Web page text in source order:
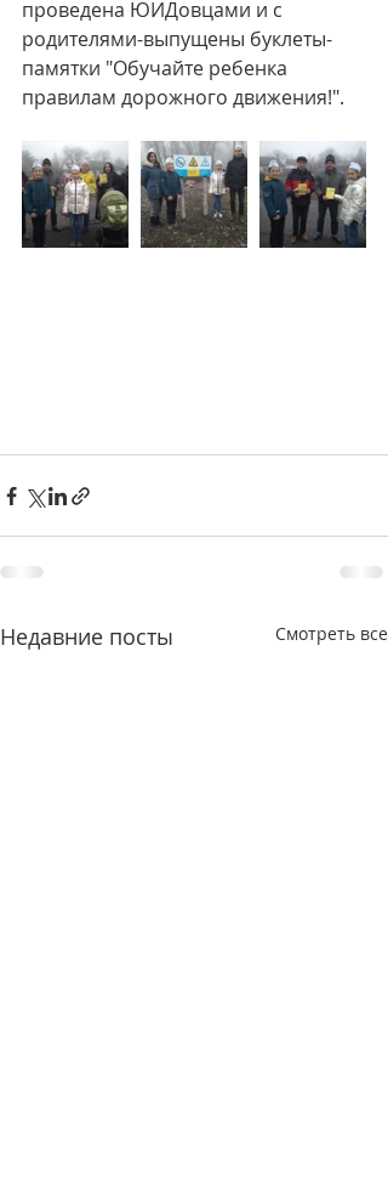
проведена ЮИДовцами и с
родителями-выпущены буклеты-
памятки "Обучайте ребенка
правилам дорожного движения!".
Недавние посты Смотреть все